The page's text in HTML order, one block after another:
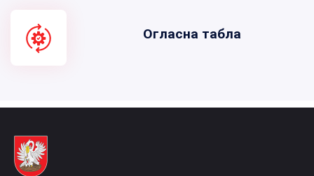
Огласна табла